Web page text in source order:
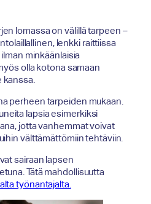
lomassa on välillä tarpeen –
lenkki raittiissa
minkäänlaisia
olla kotona samaan
kanssa.
perheen tarpeiden mukaan.
lapsia esimerkiksi
jotta vanhemmat voivat
välttämättömiin tehtäviin.
sairaan lapsen
Tätä mahdollisuutta
työnantajalta.